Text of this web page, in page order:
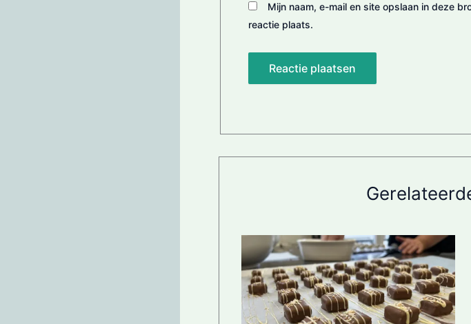
Mijn naam, e-mail en site opslaan in deze
reactie plaats.